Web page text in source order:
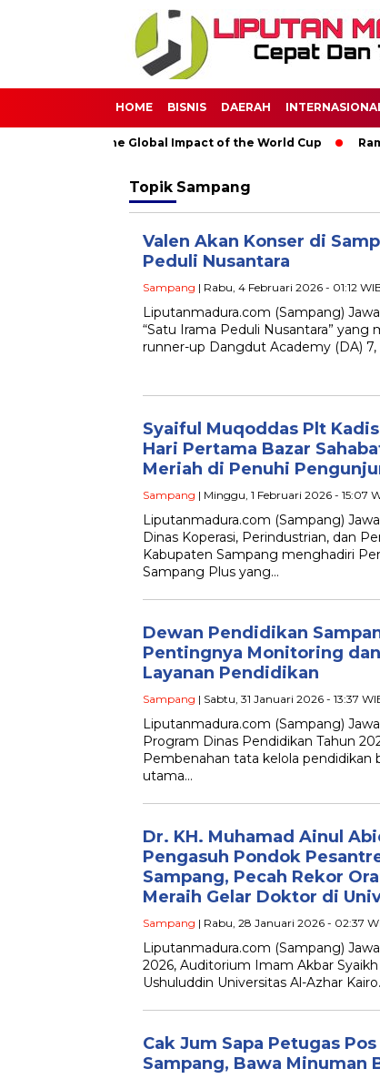
HOME BISNIS DAERAH
Soccer: The Global Impact of the World Cup
Topik Sampang
Valen Akan Konser di
Peduli Nusantara
Sampang | Rabu, 4 Februari 2026 - 01:12
Liputanmadura.com (Sampang)
“Satu Irama Peduli Nusantara” yang
runner-up Dangdut Academy (DA) 7,
Syaiful Muqoddas Plt
Hari Pertama Bazar
Meriah di Penuhi
Sampang | Minggu, 1 Februari 2026 - 15:07
Liputanmadura.com (Sampang)
Dinas Koperasi, Perindustrian, dan
Kabupaten Sampang menghadiri
Sampang Plus yang…
Dewan Pendidikan
Pentingnya Monitoring
Layanan Pendidikan
Sampang | Sabtu, 31 Januari 2026 - 13:37
Liputanmadura.com (Sampang)
Program Dinas Pendidikan Tahun
Pembenahan tata kelola pendidikan
utama…
Dr. KH. Muhamad Ainul
Pengasuh Pondok
Sampang, Pecah Rekor
Meraih Gelar Doktor di
Sampang | Rabu, 28 Januari 2026 - 02:37
Liputanmadura.com (Sampang)
2026, Auditorium Imam Akbar
Ushuluddin Universitas Al-Azhar
Cak Jum Sapa Petugas
Sampang, Bawa Minuman